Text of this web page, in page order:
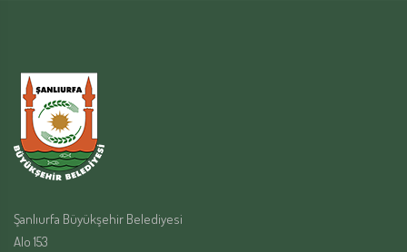
Şanlıurfa Büyükşehir Belediyesi
Alo 153